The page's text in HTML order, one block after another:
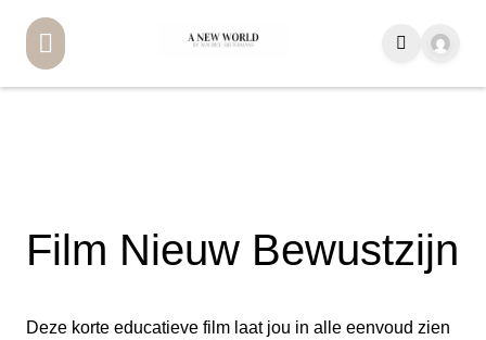
Film Nieuw Bewustzijn
Deze korte educatieve film laat jou in alle eenvoud zien